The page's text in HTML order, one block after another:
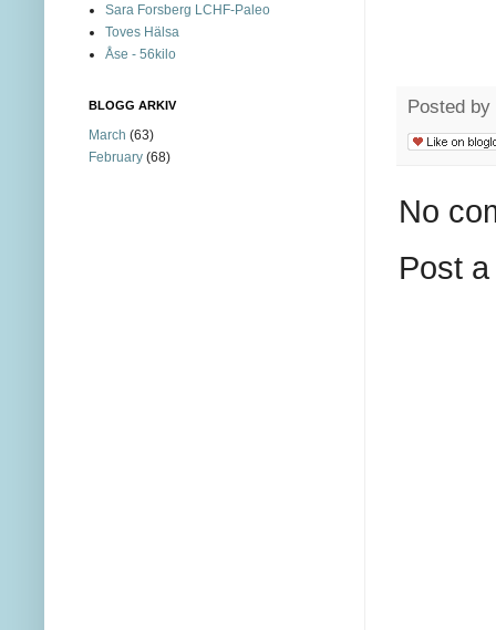
Posted by
No
Post
Sara Forsberg LCHF-Paleo
Toves Hälsa
Åse - 56kilo
BLOGG ARKIV
March (63)
February (68)